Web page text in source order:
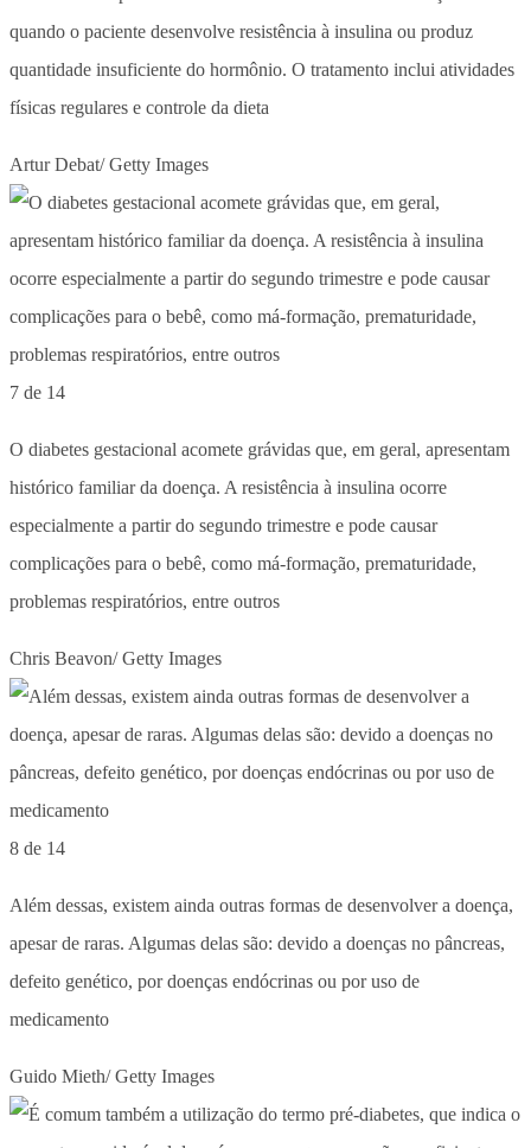
quando o paciente desenvolve resistência à insulina ou produz
quantidade insuficiente do hormônio. O tratamento inclui atividades
físicas regulares e controle da dieta
Artur Debat/ Getty Images
7 de 14
O diabetes gestacional acomete grávidas que, em geral, apresentam
histórico familiar da doença. A resistência à insulina ocorre
especialmente a partir do segundo trimestre e pode causar
complicações para o bebê, como má-formação, prematuridade,
problemas respiratórios, entre outros
Chris Beavon/ Getty Images
8 de 14
Além dessas, existem ainda outras formas de desenvolver a doença,
apesar de raras. Algumas delas são: devido a doenças no pâncreas,
defeito genético, por doenças endócrinas ou por uso de
medicamento
Guido Mieth/ Getty Images